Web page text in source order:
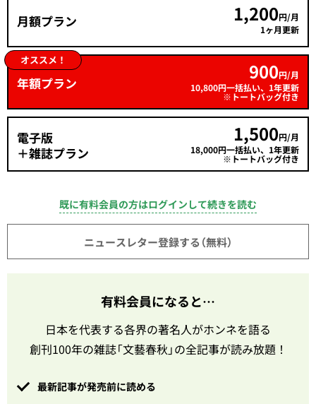
月額プラン 1,200円/月
1ヶ月更新
オススメ！
年額プラン 900円/月
10,800円一括払い、1年更新
※トートバッグ付き
電子版
＋雑誌プラン
1,500円/月
18,000円一括払い、1年更新
※トートバッグ付き
既に有料会員の方はログインして続きを読む
ニュースレター登録する（無料）
有料会員になると…
日本を代表する各界の著名人がホンネを語る
創刊100年の雑誌「文藝春秋」の全記事が読み放題！
最新記事が発売前に読める